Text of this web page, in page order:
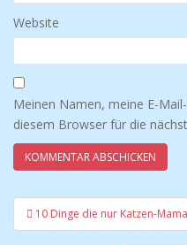
Website
Meinen Namen, meine E-
diesem Browser für die
Beitrags-
10 Dinge die nur Katzen-